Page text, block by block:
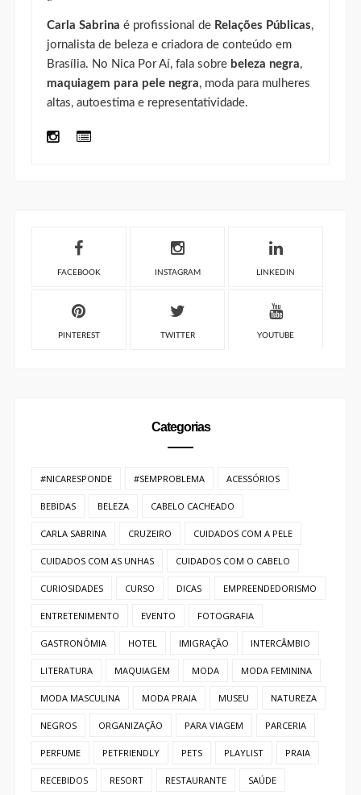
Carla Sabrina é profissional de Relações Públicas,
jornalista de beleza e criadora de conteúdo em
Brasília. No Nica Por Aí, fala sobre beleza negra,
maquiagem para pele negra, moda para mulheres
altas, autoestima e representatividade.
FACEBOOK INSTAGRAM LINKEDIN
PINTEREST TWITTER YOUTUBE
Categorias
#NICARESPONDE #SEMPROBLEMA ACESSÓRIOS
BEBIDAS BELEZA CABELO CACHEADO
CARLA SABRINA CRUZEIRO CUIDADOS COM A PELE
CUIDADOS COM AS UNHAS CUIDADOS COM O CABELO
CURIOSIDADES CURSO DICAS EMPREENDEDORISMO
ENTRETENIMENTO EVENTO FOTOGRAFIA
GASTRONÔMIA HOTEL IMIGRAÇÃO INTERCÂMBIO
LITERATURA MAQUIAGEM MODA MODA FEMININA
MODA MASCULINA MODA PRAIA MUSEU NATUREZA
NEGROS ORGANIZAÇÃO PARA VIAGEM PARCERIA
PERFUME PETFRIENDLY PETS PLAYLIST PRAIA
RECEBIDOS RESORT RESTAURANTE SAÚDE